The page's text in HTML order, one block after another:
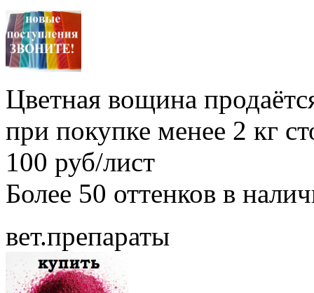
Цветная вощина
при покупке менее 2 кг
100 руб/лист
Более 50 оттенков в
вет.препараты